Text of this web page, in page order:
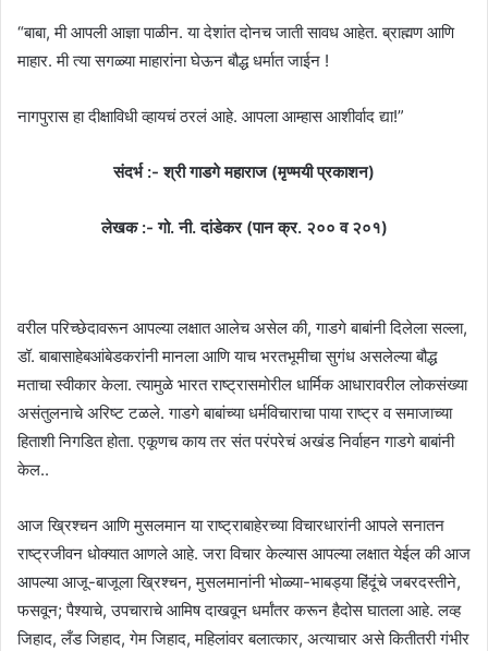
“बाबा, मी आपली आज्ञा पाळीन. या देशांत दोनच जाती सावध आहेत. ब्राह्मण आणि
माहार. मी त्या सगळ्या माहारांना घेऊन बौद्ध धर्मात जाईन !
नागपुरास हा दीक्षाविधी व्हायचं ठरलं आहे. आपला आम्हास आशीर्वाद द्या!”
संदर्भ :- श्री गाडगे महाराज (मृण्मयी प्रकाशन)
लेखक :- गो. नी. दांडेकर (पान क्र. २०० व २०१)
वरील परिच्छेदावरून आपल्या लक्षात आलेच असेल की, गाडगे बाबांनी दिलेला सल्ला,
डॉ. बाबासाहेबआंबेडकरांनी मानला आणि याच भरतभूमीचा सुगंध असलेल्या बौद्ध
मताचा स्वीकार केला. त्यामुळे भारत राष्ट्रासमोरील धार्मिक आधारावरील लोकसंख्या
असंतुलनाचे अरिष्ट टळले. गाडगे बाबांच्या धर्मविचाराचा पाया राष्ट्र व समाजाच्या
हिताशी निगडित होता. एकूणच काय तर संत परंपरेचं अखंड निर्वाहन गाडगे बाबांनी
केल..
आज ख्रिश्चन आणि मुसलमान या राष्ट्राबाहेरच्या विचारधारांनी आपले सनातन
राष्ट्रजीवन धोक्यात आणले आहे. जरा विचार केल्यास आपल्या लक्षात येईल की आज
आपल्या आजू-बाजूला ख्रिश्चन, मुसलमानांनी भोळ्या-भाबड्या हिंदूंचे जबरदस्तीने,
फसवून; पैश्याचे, उपचाराचे आमिष दाखवून धर्मांतर करून हैदोस घातला आहे. लव्ह
जिहाद, लँड जिहाद, गेम जिहाद, महिलांवर बलात्कार, अत्याचार असे कितीतरी गंभीर